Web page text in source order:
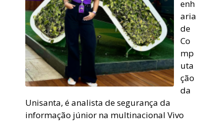
enh
aria
de
Co
mp
uta
ção
da
Unisanta, é analista de segurança da
informação júnior na multinacional Vivo